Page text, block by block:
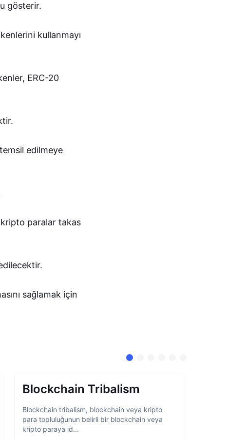
gösterir.
kullanmayı
ERC-20
edilmeye
kripto paralar takas
sağlamak için
Blockchain Tribalism
Blockchain tribalism, blockchain veya kripto
para topluluğunun belirli bir blockchain veya
kripto paraya id...